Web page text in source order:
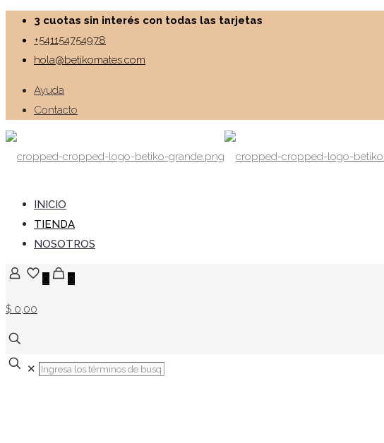
3 cuotas sin interés con todas las tarjetas
+541154754978
hola@betikomates.com
Ayuda
Contacto
INICIO
TIENDA
NOSOTROS
0 0
$ 0,00
✕